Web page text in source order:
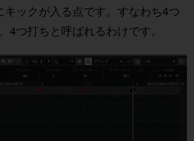
ックが入る点です。すなわち4つ
4つ打ちと呼ばれるわけです。